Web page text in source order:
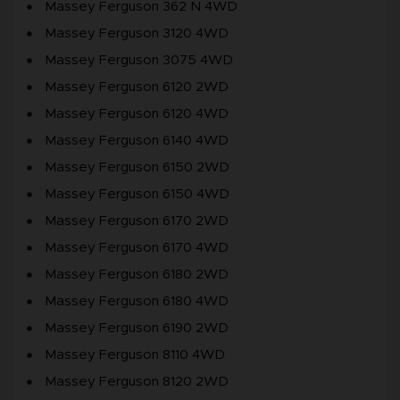
Massey Ferguson 362 N 4WD
Massey Ferguson 3120 4WD
Massey Ferguson 3075 4WD
Massey Ferguson 6120 2WD
Massey Ferguson 6120 4WD
Massey Ferguson 6140 4WD
Massey Ferguson 6150 2WD
Massey Ferguson 6150 4WD
Massey Ferguson 6170 2WD
Massey Ferguson 6170 4WD
Massey Ferguson 6180 2WD
Massey Ferguson 6180 4WD
Massey Ferguson 6190 2WD
Massey Ferguson 8110 4WD
Massey Ferguson 8120 2WD